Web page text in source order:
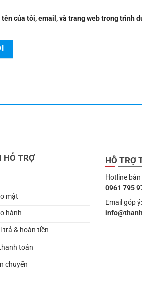
của tôi, email, và trang web trong trình
HỖ TRỢ
mật
hành
trả & hoàn tiền
toán
chuyển
HỖ TRỢ
Hotline
0961 795
Email góp ý: